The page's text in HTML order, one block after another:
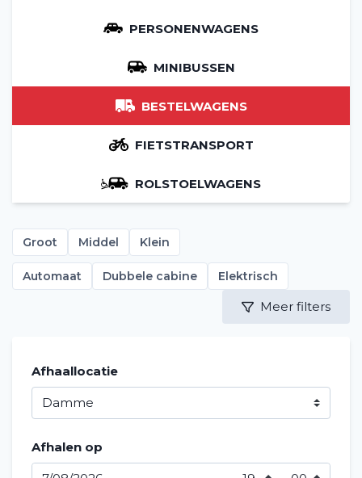
PERSONENWAGENS
MINIBUSSEN
BESTELWAGENS
FIETSTRANSPORT
ROLSTOELWAGENS
Groot Middel Klein
Automaat Dubbele cabine Elektrisch
Meer filters
Afhaallocatie
Afhalen op